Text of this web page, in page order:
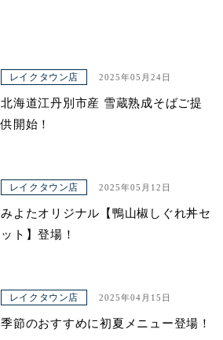
レイクタウン店 2025年05月24日
北海道江丹別市産 雪蔵熟成そばご提
供開始！
レイクタウン店 2025年05月12日
みよたオリジナル【鴨山椒しぐれ丼セ
ット】登場！
レイクタウン店 2025年04月15日
季節のおすすめに初夏メニュー登場！